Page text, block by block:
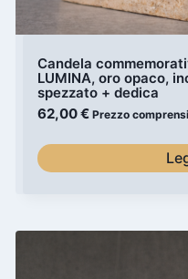
Candela
LUMINA, oro opaco,
spezzato + dedica
62,00€ Prezzo